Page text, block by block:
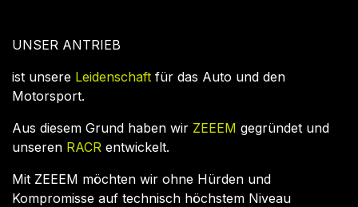
UNSER ANTRIEB
ist unsere Leidenschaft für das Auto und den
Motorsport.
Aus diesem Grund haben wir ZEEEM gegründet und
unseren RACR entwickelt.
Mit ZEEEM möchten wir ohne Hürden und
Kompromisse auf technisch höchstem Niveau